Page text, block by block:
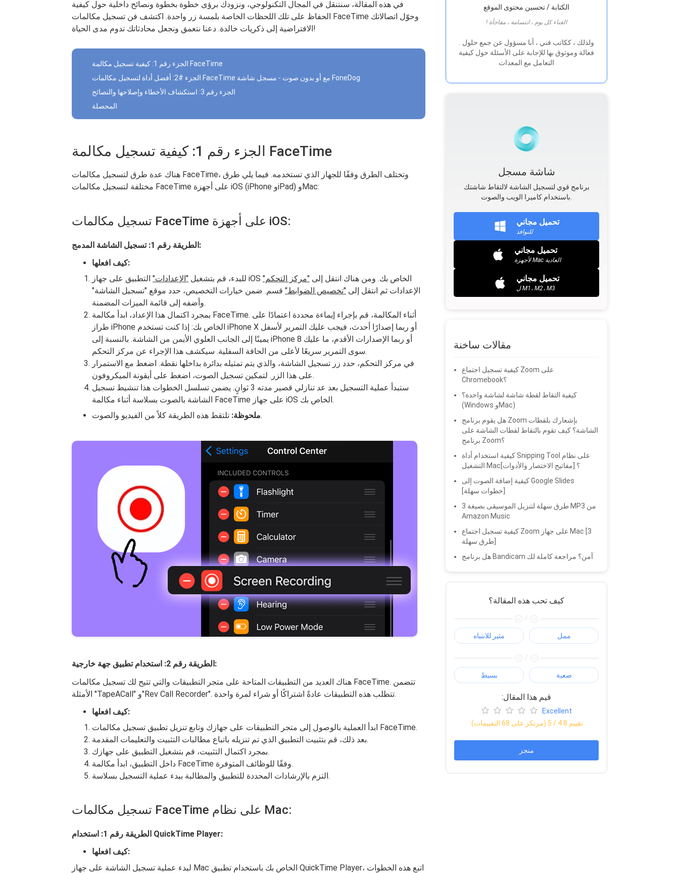
في هذه المقالة، سنتنقل في المجال التكنولوجي، ونزودك برؤى خطوة بخطوة ونصائح داخلية حول كيفية
الحفاظ على تلك اللحظات الخاصة بلمسة زر واحدة. اكتشف فن تسجيل مكالمات FaceTime وحوّل اتصالاتك
الافتراضية إلى ذكريات خالدة. دعنا نتعمق ونجعل محادثاتك تدوم مدى الحياة!
الجزء رقم 1: كيفية تسجيل مكالمة FaceTime
الجزء #2: أفضل أداة لتسجيل مكالمات FaceTime مع أو بدون صوت - مسجل شاشة FoneDog
الجزء رقم 3: استكشاف الأخطاء وإصلاحها والنصائح
المحصلة
الجزء رقم 1: كيفية تسجيل مكالمة FaceTime
هناك عدة طرق لتسجيل مكالمات FaceTime، وتختلف الطرق وفقًا للجهاز الذي تستخدمه. فيما يلي طرق
مختلفة لتسجيل مكالمات FaceTime على أجهزة iOS (iPhone وiPad) وMac:
تسجيل مكالمات FaceTime على أجهزة iOS:
الطريقة رقم 1: تسجيل الشاشة المدمج:
كيف افعلها:
للبدء، قم بتشغيل "الإعدادات" التطبيق على جهاز iOS الخاص بك. ومن هناك انتقل إلى "مركز التحكم"
الإعدادات ثم انتقل إلى "تخصيص الضوابط" قسم. ضمن خيارات التخصيص، حدد موقع "تسجيل الشاشة"
وأضفه إلى قائمة الميزات المضمنة.
بمجرد اكتمال هذا الإعداد، ابدأ مكالمة FaceTime. أثناء المكالمة، قم بإجراء إيماءة محددة اعتمادًا على
طراز iPhone الخاص بك: إذا كنت تستخدم iPhone X أو ربما إصدارًا أحدث، فيجب عليك التمرير لأسفل
يمينًا إلى الجانب العلوي الأيمن من الشاشة. بالنسبة إلى iPhone 8 أو ربما الإصدارات الأقدم، ما عليك
سوى التمرير سريعًا لأعلى من الحافة السفلية. سيكشف هذا الإجراء عن مركز التحكم.
في مركز التحكم، حدد زر تسجيل الشاشة، والذي يتم تمثيله بدائرة بداخلها نقطة. اضغط مع الاستمرار
على هذا الزر. لتمكين تسجيل الصوت، اضغط على أيقونة الميكروفون.
ستبدأ عملية التسجيل بعد عد تنازلي قصير مدته 3 ثوانٍ. يضمن تسلسل الخطوات هذا تنشيط تسجيل
الشاشة بالصوت بسلاسة أثناء مكالمة FaceTime على جهاز iOS الخاص بك.
ملحوظة:تلتقط هذه الطريقة كلاً من الفيديو والصوت.
الطريقة رقم 2: استخدام تطبيق جهة خارجية:
هناك العديد من التطبيقات المتاحة على متجر التطبيقات والتي تتيح لك تسجيل مكالمات FaceTime. تتضمن
الأمثلة "TapeACall" و"Rev Call Recorder". تتطلب هذه التطبيقات عادةً اشتراكًا أو شراء لمرة واحدة.
كيف افعلها:
ابدأ العملية بالوصول إلى متجر التطبيقات على جهازك وتابع تنزيل تطبيق تسجيل مكالمات FaceTime.
بعد ذلك، قم بتثبيت التطبيق الذي تم تنزيله باتباع مطالبات التثبيت والتعليمات المقدمة.
بمجرد اكتمال التثبيت، قم بتشغيل التطبيق على جهازك.
داخل التطبيق، ابدأ مكالمة FaceTime وفقًا للوظائف المتوفرة.
التزم بالإرشادات المحددة للتطبيق والمطالبة ببدء عملية التسجيل بسلاسة.
تسجيل مكالمات FaceTime على نظام Mac:
الطريقة رقم 1: استخدام QuickTime Player:
كيف افعلها:
لبدء عملية تسجيل الشاشة على جهاز Mac الخاص بك باستخدام تطبيق QuickTime Player، اتبع هذه الخطوات
الكتابة / تحسين محتوى الموقع
! الغناء كل يوم ، ابتسامة ، مفاجأة
فعالة وموثوق بها للإجابة على الأسئلة حول كيفية
التعامل مع المعدات
شاشة مسجل
برنامج قوي لتسجيل الشاشة لالتقاط شاشتك
تحميل مجاني
للنوافذ
تحميل مجاني
لأجهزة Mac العادية
تحميل مجاني
ل M1، M2، M3
مقالات ساخنة
كيفية تسجيل اجتماع Zoom على
Chromebook؟
كيفية التقاط لقطة شاشة لشاشة واحدة؟
(Windows وMac)
هل يقوم برنامج Zoom بإشعارك بلقطات
الشاشة؟ كيف تقوم بالتقاط لقطات الشاشة على
برنامج Zoom؟
كيفية استخدام أداة Snipping Tool على نظام
التشغيل Mac؟ [مفاتيح الاختصار والأدوات]
كيفية إضافة الصوت إلى Google Slides
3 طرق سهلة لتنزيل الموسيقى بصيغة MP3 من
Amazon Music
كيفية تسجيل اجتماع Zoom على جهاز Mac [3
هل برنامج Bandicam آمن؟ مراجعة كاملة لك
كيف تحب هذه المقالة؟
/
مثير للانتباه ممل
/
بسيط صعبة
:قيم هذا المقال
Excellent
:تقييم 4.8 / 5 (مرتكز على 68 التقييمات)
منجز